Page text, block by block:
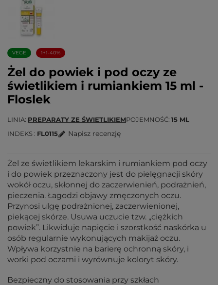
VEGE 1+1-40%
Żel do powiek i pod oczy ze
świetlikiem i rumiankiem 15 ml -
Floslek
LINIA PREPARATY ZE ŚWIETLIKIEMPOJEMNOŚĆ 15 ML
INDEKS
FL0115 Napisz recenzję
Żel ze świetlikiem lekarskim i rumiankiem pod oczy
i do powiek przeznaczony jest do pielęgnacji skóry
wokół oczu, skłonnej do zaczerwienień, podrażnień,
pieczenia. Łagodzi objawy zmęczonych oczu.
Przynosi ulgę podrażnionej, zaczerwienionej,
piekącej skórze. Usuwa uczucie tzw. „ciężkich
powiek”. Likwiduje napięcie i szorstkość naskórka u
osób regularnie wykonujących makijaż oczu.
Wpływa korzystnie na barierę ochronną skóry, i
worki pod oczami i wyrównuje koloryt skóry.
Bezpieczny do stosowania przy szkłach